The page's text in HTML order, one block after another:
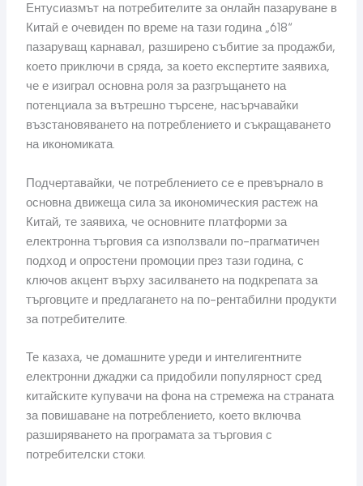
Ентусиазмът на потребителите за онлайн пазаруване в
Китай е очевиден по време на тази година „618“
пазаруващ карнавал, разширено събитие за продажби,
което приключи в сряда, за което експертите заявиха,
че е изиграл основна роля за разгръщането на
потенциала за вътрешно търсене, насърчавайки
възстановяването на потреблението и съкращаването
на икономиката.
Подчертавайки, че потреблението се е превърнало в
основна движеща сила за икономическия растеж на
Китай, те заявиха, че основните платформи за
електронна търговия са използвали по-прагматичен
подход и опростени промоции през тази година, с
ключов акцент върху засилването на подкрепата за
търговците и предлагането на по-рентабилни продукти
за потребителите.
Те казаха, че домашните уреди и интелигентните
електронни джаджи са придобили популярност сред
китайските купувачи на фона на стремежа на страната
за повишаване на потреблението, което включва
разширяването на програмата за търговия с
потребителски стоки.